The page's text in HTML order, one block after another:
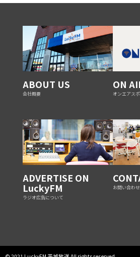
ABOUT US
会社概要
ON
オンエアス
ADVERTISE ON
LuckyFM
ラジオ広告について
お問い合わせ